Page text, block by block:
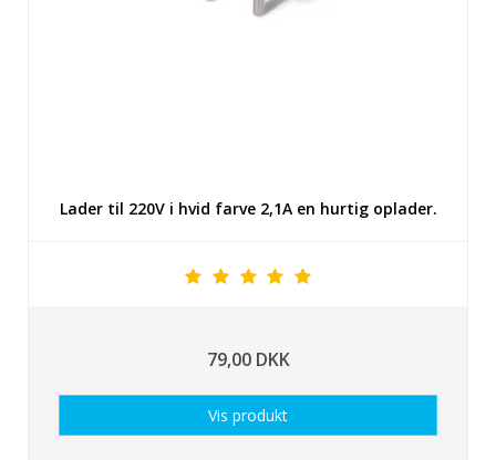
Lader til 220V i hvid farve 2,1A en hurtig oplader.
79,00 DKK
Vis produkt